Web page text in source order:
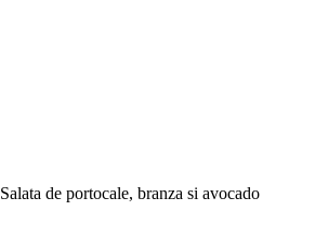
Salata de portocale, branza si avocado